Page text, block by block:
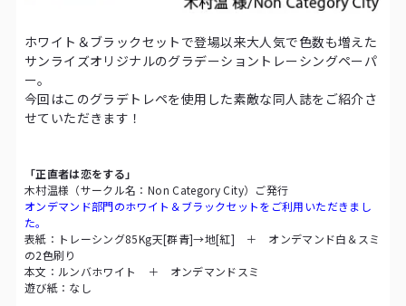
ホワイト＆ブラックセットで登場以来大人気で色数も増えた
サンライズオリジナルのグラデーショントレーシングペーパ
ー。
今回はこのグラデトレペを使用した素敵な同人誌をご紹介さ
せていただきます！
「正直者は恋をする」
木村温様（サークル名：Non Category City）ご発行
オンデマンド部門のホワイト＆ブラックセットをご利用いただきまし
た。
表紙：トレーシング85Kg天[群青]→地[紅] ＋ オンデマンド白＆スミ
の2色刷り
本文：ルンバホワイト ＋ オンデマンドスミ
遊び紙：なし